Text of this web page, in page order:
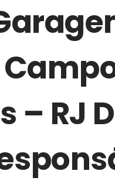
– RJ